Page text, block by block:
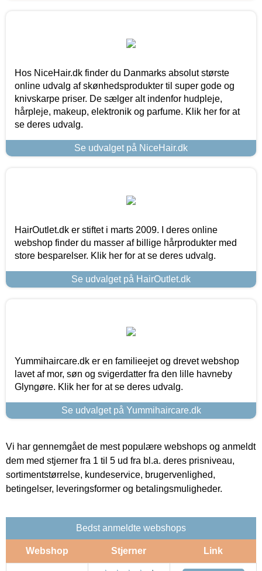
Hos NiceHair.dk finder du Danmarks absolut største
online udvalg af skønhedsprodukter til super gode og
knivskarpe priser. De sælger alt indenfor hudpleje,
hårpleje, makeup, elektronik og parfume. Klik her for at
se deres udvalg.
Se udvalget på NiceHair.dk
HairOutlet.dk er stiftet i marts 2009. I deres online
webshop finder du masser af billige hårprodukter med
store besparelser. Klik her for at se deres udvalg.
Se udvalget på HairOutlet.dk
Yummihaircare.dk er en familieejet og drevet webshop
lavet af mor, søn og svigerdatter fra den lille havneby
Glyngøre. Klik her for at se deres udvalg.
Se udvalget på Yummihaircare.dk
Vi har gennemgået de mest populære webshops og anmeldt
dem med stjerner fra 1 til 5 ud fra bl.a. deres prisniveau,
sortimentstørrelse, kundeservice, brugervenlighed,
betingelser, leveringsformer og betalingsmuligheder.
Bedst anmeldte webshops
Webshop Stjerner Link